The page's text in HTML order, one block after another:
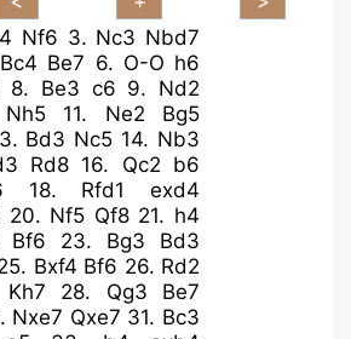
Nf6 3. Nc3 Nbd7
Bc4 Be7 6. O-O h6
8. Be3 c6 9. Nd2
Nh5 11. Ne2
Bg5
Bd3 Nc5 14. Nb3
Rd8 16. Qc2 b6
18. Rfd1
exd4
20. Nf5 Qf8 21. h4
Bf6 23. Bg3
Bd3
Bxf4 Bf6 26. Rd2
Kh7 28. Qg3
Be7
Nxe7 Qxe7 31. Bc3